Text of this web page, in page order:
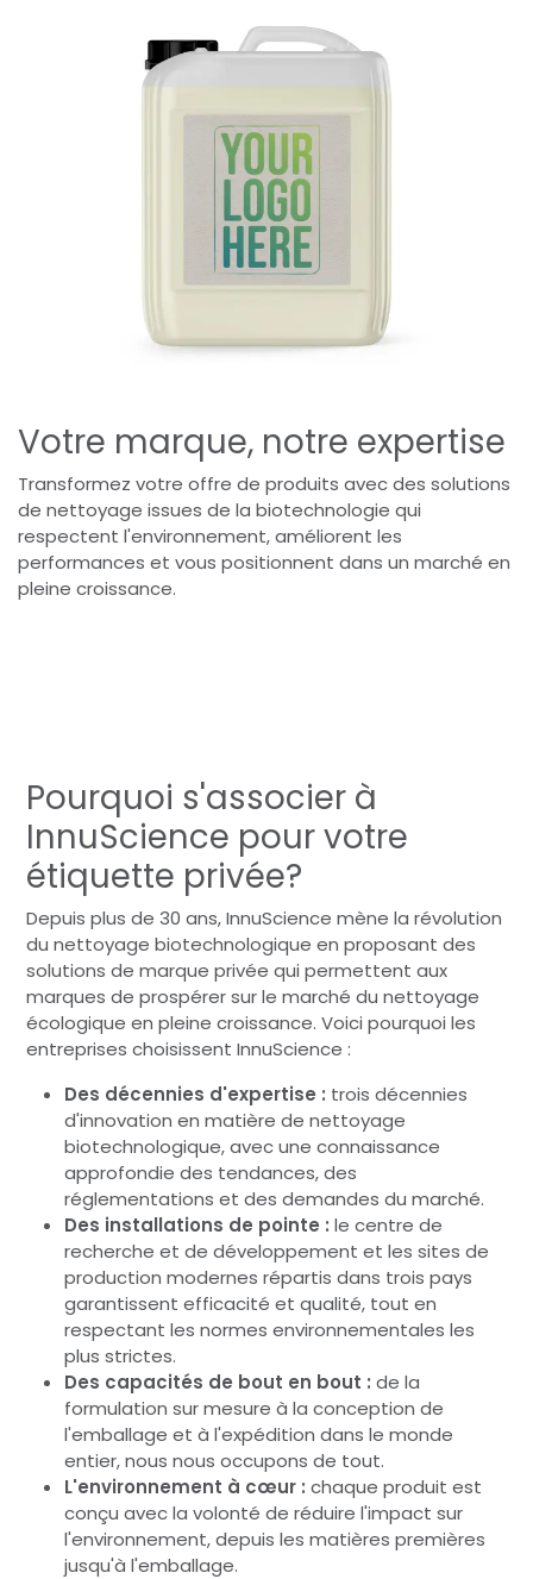
Votre marque, notre expertise
Transformez votre offre de produits avec des solutions
de nettoyage issues de la biotechnologie qui
respectent l'environnement, améliorent les
performances et vous positionnent dans un marché en
pleine croissance.
Pourquoi s'associer à
InnuScience pour votre
étiquette privée?
Depuis plus de 30 ans, InnuScience mène la révolution
du nettoyage biotechnologique en proposant des
solutions de marque privée qui permettent aux
marques de prospérer sur le marché du nettoyage
écologique en pleine croissance. Voici pourquoi les
entreprises choisissent InnuScience :
Des décennies d'expertise : trois décennies
d'innovation en matière de nettoyage
biotechnologique, avec une connaissance
approfondie des tendances, des
réglementations et des demandes du marché.
Des installations de pointe :le centre de
recherche et de développement et les sites de
production modernes répartis dans trois pays
garantissent efficacité et qualité, tout en
respectant les normes environnementales les
plus strictes.
Des capacités de bout en bout :de la
formulation sur mesure à la conception de
l'emballage et à l'expédition dans le monde
entier, nous nous occupons de tout.
L'environnement à cœur :chaque produit est
conçu avec la volonté de réduire l'impact sur
l'environnement, depuis les matières premières
jusqu'à l'emballage.